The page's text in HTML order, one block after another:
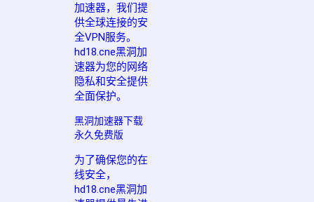
加速器，我们提
供全球连接的安
全VPN服务。
hd18.cne黑洞加
速器为您的网络
隐私和安全提供
全面保护。
黑洞加速器下载
永久免费版
为了确保您的在
线安全，
hd18.cne黑洞加